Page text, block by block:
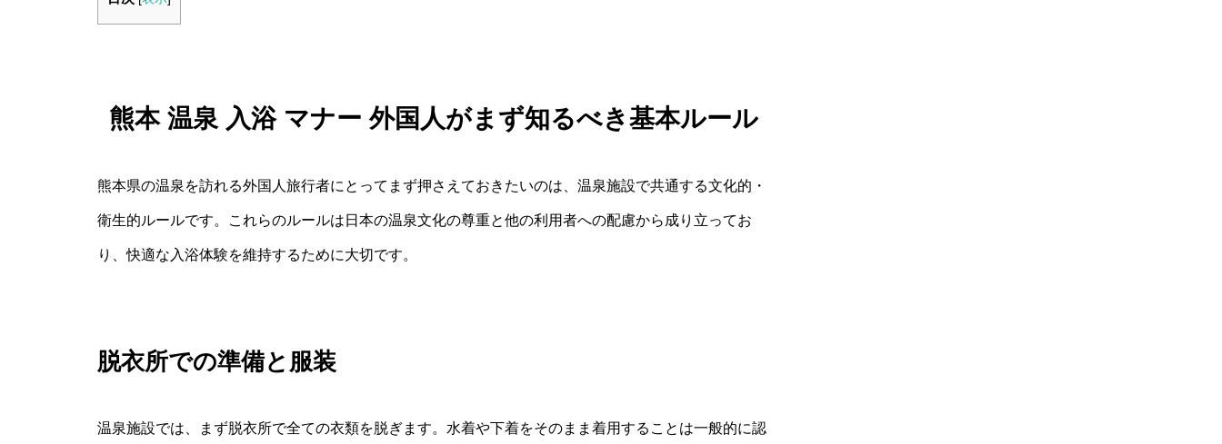
熊本 温泉 入浴 マナー 外国人がまず知るべき基本ルール
熊本県の温泉を訪れる外国人旅行者にとってまず押さえておきたいのは、温泉施設で共通する文化的・
衛生的ルールです。これらのルールは日本の温泉文化の尊重と他の利用者への配慮から成り立ってお
り、快適な入浴体験を維持するために大切です。
脱衣所での準備と服装
温泉施設では、まず脱衣所で全ての衣類を脱ぎます。水着や下着をそのまま着用することは一般的に認